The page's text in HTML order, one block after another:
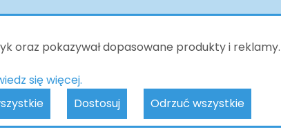
oraz pokazywał dopasowane produkty i reklamy.
się więcej.
Dostosuj Odrzuć wszystkie
- kontakt tylko poprzez e-mail. Zamówienia złożone
Przepraszamy za wszelkie niedogodności i